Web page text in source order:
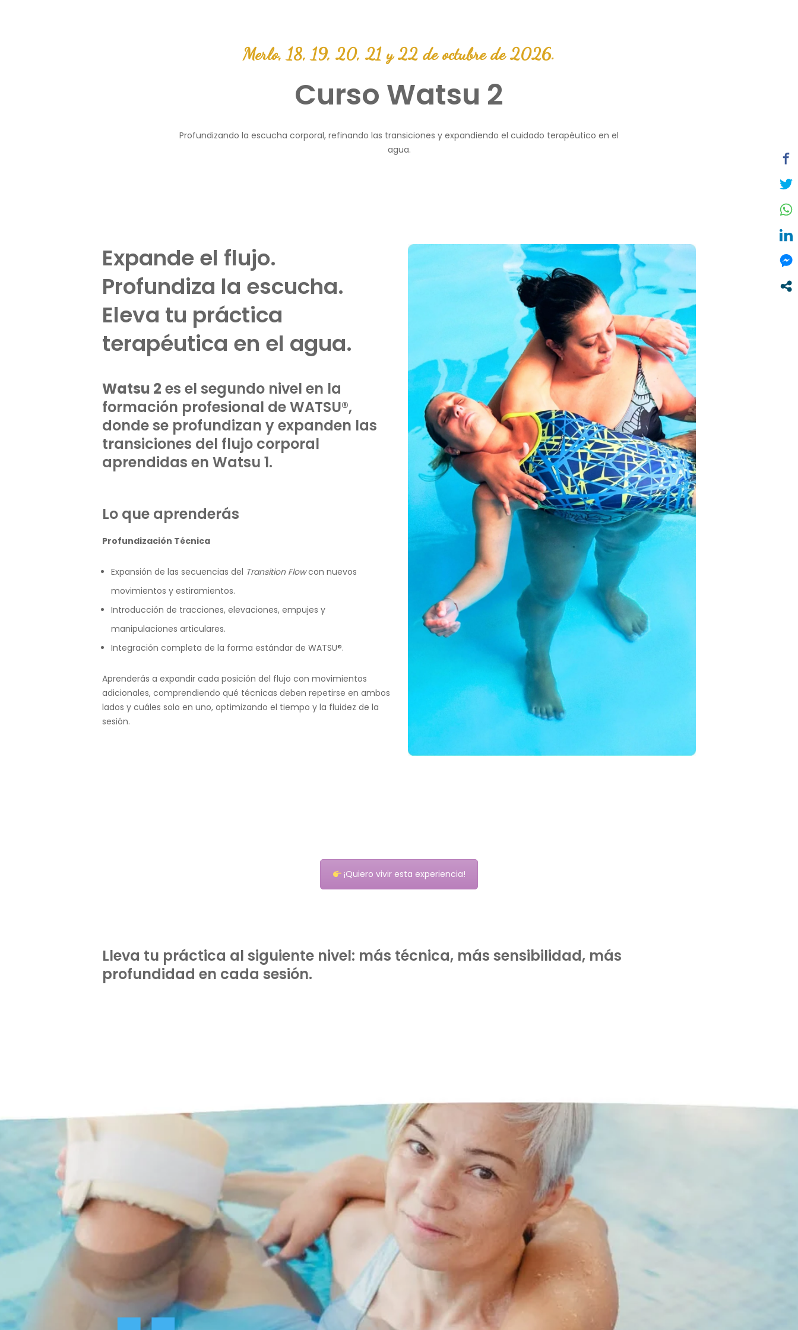
Merlo, 18, 19, 20, 21 y 22 de octubre de 2026.
Curso Watsu 2
Profundizando la escucha corporal, refinando las transiciones y expandiendo el cuidado terapéutico en el
agua.
Expande el flujo.
Profundiza la escucha.
Eleva tu práctica
terapéutica en el agua.
Watsu 2 es el segundo nivel en la
formación profesional de WATSU®,
donde se profundizan y expanden las
transiciones del flujo corporal
aprendidas en Watsu 1.
Lo que aprenderás
Profundización Técnica
Expansión de las secuencias del Transition Flowcon nuevos
movimientos y estiramientos.
Introducción de tracciones, elevaciones, empujes y
manipulaciones articulares.
Integración completa de la forma estándar de WATSU®.
Aprenderás a expandir cada posición del flujo con movimientos
adicionales, comprendiendo qué técnicas deben repetirse en ambos
lados y cuáles solo en uno, optimizando el tiempo y la fluidez de la
sesión.
¡Quiero vivir esta experiencia!
Lleva tu práctica al siguiente nivel: más técnica, más sensibilidad, más
profundidad en cada sesión.